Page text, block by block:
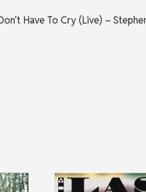
Have To Cry (Live) –